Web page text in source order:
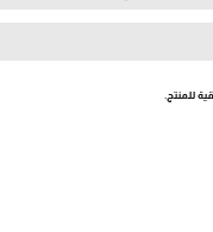
للمنتج.